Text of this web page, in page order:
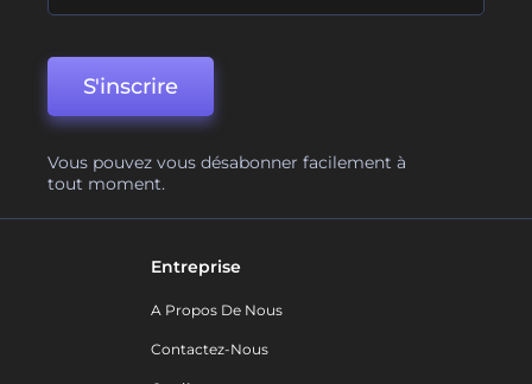
S'inscrire
Vous pouvez vous désabonner facilement à
tout moment.
Entreprise
A Propos De Nous
Contactez-Nous